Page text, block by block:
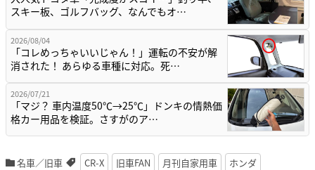
スキー板、ゴルフバッグ、なんでもオ…
2026/08/04
「コレめっちゃいいじゃん！」運転の不安が解
消された！ あらゆる車種に対応。死…
2026/07/21
「マジ？ 車内温度50℃→25℃」ドンキの情熱価
格カー用品を検証。さすがのア…
名車／旧車 CR-X 旧車FAN 月刊自家用車 ホンダ